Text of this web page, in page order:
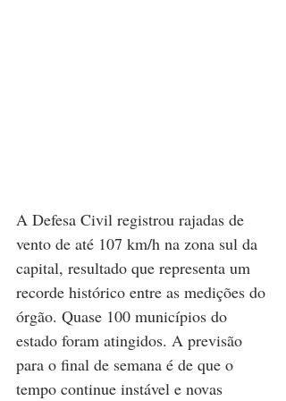
A Defesa Civil registrou rajadas de
vento de até 107 km/h na zona sul da
capital, resultado que representa um
recorde histórico entre as medições do
órgão. Quase 100 municípios do
estado foram atingidos. A previsão
para o final de semana é de que o
tempo continue instável e novas